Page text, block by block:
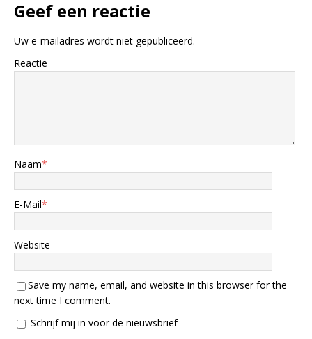
Geef een reactie
Uw e-mailadres wordt niet gepubliceerd.
Reactie
Naam*
E-Mail*
Website
Save my name, email, and website in this browser for the
next time I comment.
Schrijf mij in voor de nieuwsbrief